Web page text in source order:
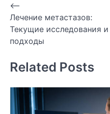
Навигация
по
записям
⟵
Лечение метастазов:
Текущие исследования и
подходы
Related Posts